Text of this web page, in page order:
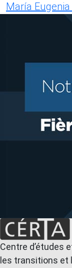
María
Centre d’études
les transitions et